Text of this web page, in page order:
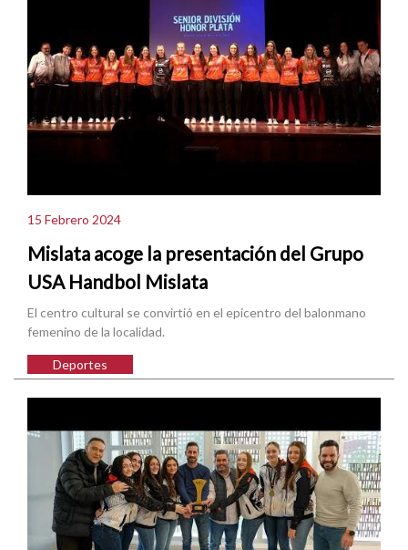
15 Febrero 2024
Mislata acoge la presentación del Grupo
USA Handbol Mislata
El centro cultural se convirtió en el epicentro del balonmano
femenino de la localidad.
Deportes